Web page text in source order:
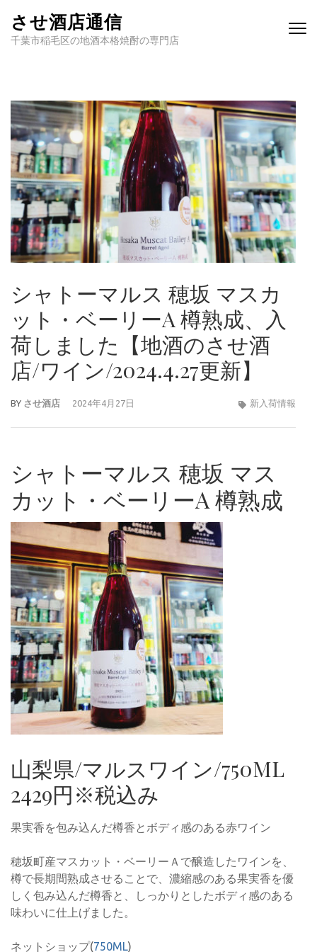
させ酒店通信
千葉市稲毛区の地酒本格焼酎の専門店
シャトーマルス 穂坂 マスカ
ット・ベーリーA 樽熟成、入
荷しました【地酒のさせ酒
店/ワイン/2024.4.27更新】
BY させ酒店 2024年4月27日 新入荷情報
シャトーマルス 穂坂 マス
カット・ベーリーA 樽熟成
山梨県/マルスワイン/750ML
2429円※税込み
果実香を包み込んだ樽香とボディ感のある赤ワイン
穂坂町産マスカット・ベーリーＡで醸造したワインを、
樽で長期間熟成させることで、濃縮感のある果実香を優
しく包み込んだ樽香と、しっかりとしたボディ感のある
味わいに仕上げました。
ネットショップ(750ML)